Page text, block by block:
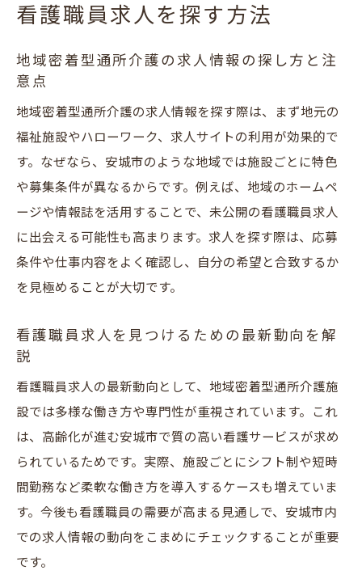
愛知県内の看護職員求人比較のコツと活用
地域密着型通所介護で働く求人選びの基準
看護職員求人を効率的に探す安城市の方法
地域密着型通所介護の看護職員求人の魅力と安
城市の特徴
安城市の地域密着型通所介護求人が選ばれ
る理由
機会
ート
愛知県安城市特有の地域密着型求人の特徴
を解説
看護職員求人で叶う地域社会への貢献体験
安城市の看護職員求人で地域貢献を実現する働
き方
看護職員として地域貢献できる働き方を紹
看護職員求人を探す方法
地域密着型通所介護の求人情報の探し方と注
意点
地域密着型通所介護の求人情報を探す際は、まず地元の
福祉施設やハローワーク、求人サイトの利用が効果的で
す。なぜなら、安城市のような地域では施設ごとに特色
や募集条件が異なるからです。例えば、地域のホームペ
ージや情報誌を活用することで、未公開の看護職員求人
に出会える可能性も高まります。求人を探す際は、応募
条件や仕事内容をよく確認し、自分の希望と合致するか
を見極めることが大切です。
看護職員求人を見つけるための最新動向を解
説
看護職員求人の最新動向として、地域密着型通所介護施
設では多様な働き方や専門性が重視されています。これ
は、高齢化が進む安城市で質の高い看護サービスが求め
られているためです。実際、施設ごとにシフト制や短時
間勤務など柔軟な働き方を導入するケースも増えていま
す。今後も看護職員の需要が高まる見通しで、安城市内
での求人情報の動向をこまめにチェックすることが重要
です。